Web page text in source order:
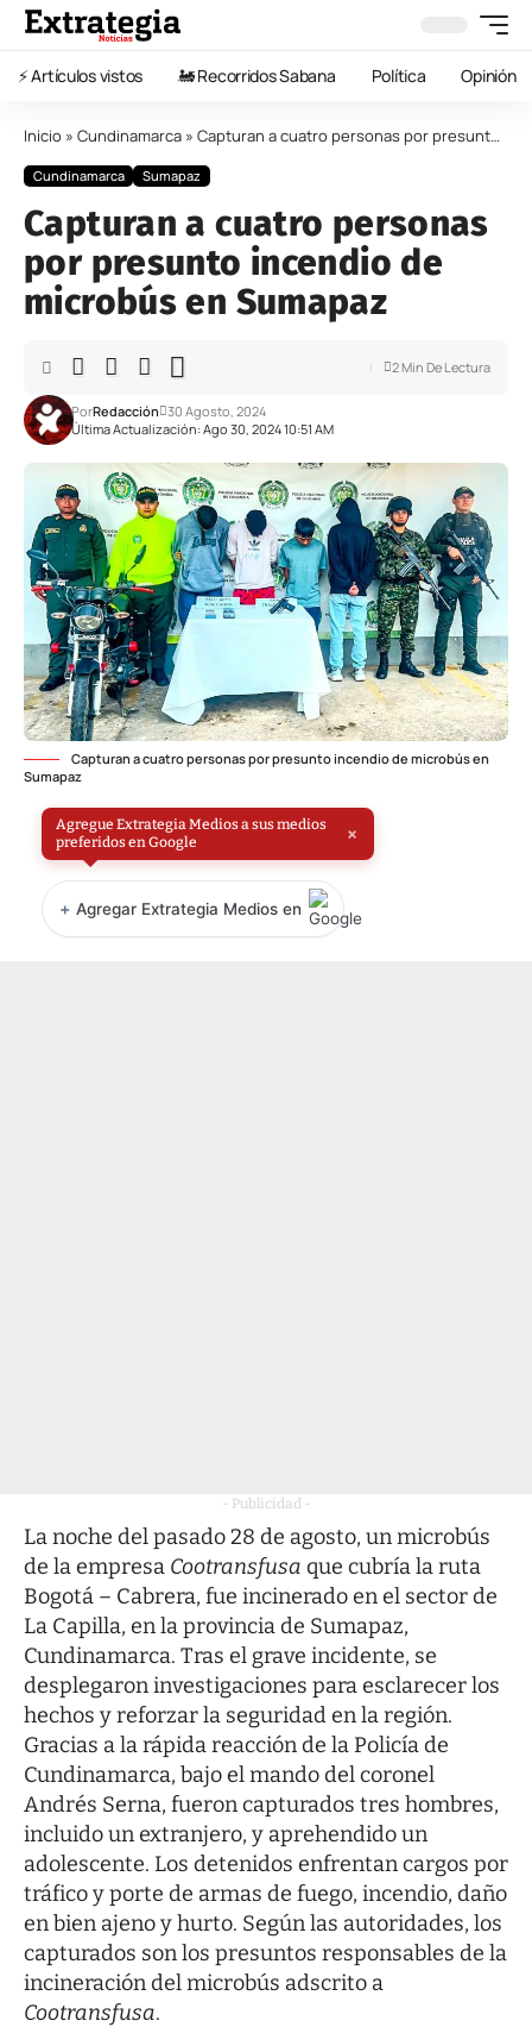
⚡️ Artículos vistos 🚂 Recorridos Sabana Política Opinión
Inicio » Cundinamarca » Capturan a cuatro personas por presunto incendio de microbús en Sumapaz
Cundinamarca Sumapaz
Capturan a cuatro personas
por presunto incendio de
microbús en Sumapaz
Última Actualización: Ago 30, 2024 10:51 AM
PorRedacción 30 Agosto, 2024
2 Min De Lectura
Capturan a cuatro personas por presunto incendio de microbús en
Sumapaz
Agregue Extrategia Medios a sus medios
preferidos en Google
×
+ Agregar Extrategia Medios en
- Publicidad -
La noche del pasado 28 de agosto, un microbús
de la empresa Cootransfusa que cubría la ruta
Bogotá – Cabrera, fue incinerado en el sector de
La Capilla, en la provincia de Sumapaz,
Cundinamarca. Tras el grave incidente, se
desplegaron investigaciones para esclarecer los
hechos y reforzar la seguridad en la región.
Gracias a la rápida reacción de la Policía de
Cundinamarca, bajo el mando del coronel
Andrés Serna, fueron capturados tres hombres,
incluido un extranjero, y aprehendido un
adolescente. Los detenidos enfrentan cargos por
tráfico y porte de armas de fuego, incendio, daño
en bien ajeno y hurto. Según las autoridades, los
capturados son los presuntos responsables de la
incineración del microbús adscrito a
Cootransfusa.